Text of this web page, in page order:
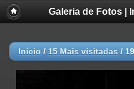
Galeria de Fotos |
Início / 15 Mais visitadas /